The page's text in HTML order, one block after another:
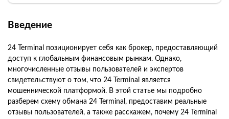
Введение
24 Terminal позиционирует себя как брокер, предоставляющий
доступ к глобальным финансовым рынкам. Однако,
многочисленные отзывы пользователей и экспертов
свидетельствуют о том, что 24 Terminal является
мошеннической платформой. В этой статье мы подробно
разберем схему обмана 24 Terminal, предоставим реальные
отзывы пользователей, а также расскажем, почему 24 Terminal